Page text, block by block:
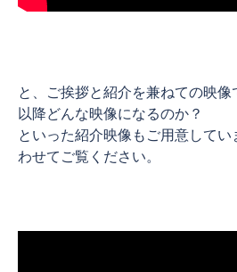
と、ご挨拶と紹介を兼ねての映
以降どんな映像になるのか？
といった紹介映像もご用意して
わせてご覧ください。